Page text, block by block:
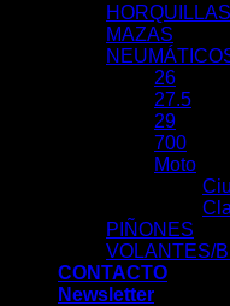
HORQUILLAS
MAZAS
26
27.5
29
700
Moto
PIÑONES
VOLANTES/
CONTACTO
Newsletter